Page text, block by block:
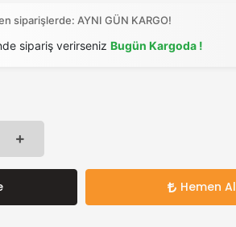
siparişlerde: AYNI GÜN KARGO!
sipariş verirseniz Bugün Kargoda !
Hemen Al